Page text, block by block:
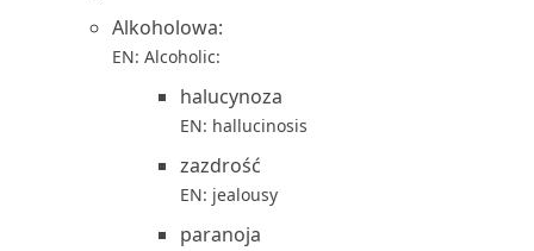
Alkoholowa:
EN: Alcoholic:
halucynoza
EN: hallucinosis
zazdrość
EN: jealousy
paranoja